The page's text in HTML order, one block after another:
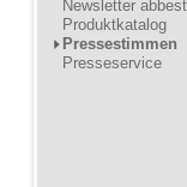
Newsletter
Produktkatalog
Pressestimmen
Presseservice